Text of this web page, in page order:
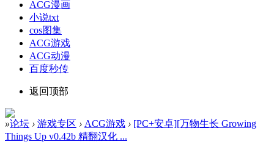
ACG漫画
小说txt
cos图集
ACG游戏
ACG动漫
百度秒传
返回顶部
»论坛 › 游戏专区 › ACG游戏 › [PC+安卓][万物生长 Growing
Things Up v0.42b 精翻汉化 ...